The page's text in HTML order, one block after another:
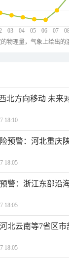
03 04 05 06 07
物理量，气象上给出
北方向移动 未来
18:10
预警：河北重庆
18:05
警：浙江东部沿
18:05
北云南等7省区
18:05